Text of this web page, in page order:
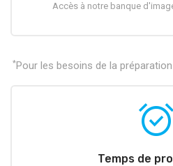
Accès à notre banque
*Pour les besoins de la
alarm_on
Temps de